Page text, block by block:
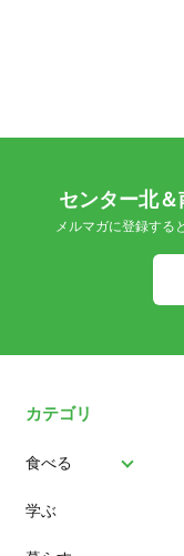
センター北
メルマガに登録する
カテゴリ
食べる
パン
学ぶ